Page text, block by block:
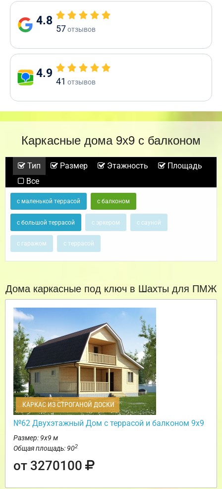
4.8
57отзывов
4.9
41 отзывов
Каркасные дома 9х9 с балконом
Тип Размер Этажность
Площадь
Все
с маленькой террасой с балконом
с большой террасой с эркером с сауной
с гаражом с террасой
Дома каркасные под ключ в Шахты для ПМЖ
КАРКАС ИЗ СТРОГАНОЙ ДОСКИ
№62 Двухэтажный Дом с террасой и балконом 9х9
Размер: 9х9 м
Общая площадь: 902
от 3270100